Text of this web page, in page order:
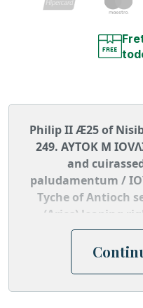
Philip II Æ25 of
249. AYTOK M
and
paludamentum /
Tyche of Antioch
(Aries) leaping
tetrastyle shrine;
swimming right. Cf.